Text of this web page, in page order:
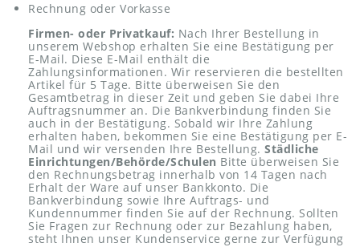
Rechnung oder Vorkasse
Firmen- oder Privatkauf: Nach Ihrer Bestellung in
unserem Webshop erhalten Sie eine Bestätigung per
E-Mail. Diese E-Mail enthält die
Zahlungsinformationen. Wir reservieren die bestellten
Artikel für 5 Tage. Bitte überweisen Sie den
Gesamtbetrag in dieser Zeit und geben Sie dabei Ihre
Auftragsnummer an. Die Bankverbindung finden Sie
auch in der Bestätigung. Sobald wir Ihre Zahlung
erhalten haben, bekommen Sie eine Bestätigung per E-
Mail und wir versenden Ihre Bestellung. Städliche
Einrichtungen/Behörde/Schulen Bitte überweisen Sie
den Rechnungsbetrag innerhalb von 14 Tagen nach
Erhalt der Ware auf unser Bankkonto. Die
Bankverbindung sowie Ihre Auftrags- und
Kundennummer finden Sie auf der Rechnung. Sollten
Sie Fragen zur Rechnung oder zur Bezahlung haben,
steht Ihnen unser Kundenservice gerne zur Verfügung